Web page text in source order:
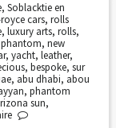
, Soblacktie en
cars,rolls
, luxury arts, rolls,
, new
, yacht, leather,
, bespoke, sur
, abu dhabi, abou
, phantom
sun,